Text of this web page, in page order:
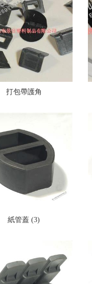
打包帶護角
紙管蓋 (3)